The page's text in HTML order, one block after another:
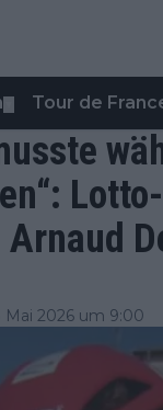
Tour de
Mai 2026 um 9:00